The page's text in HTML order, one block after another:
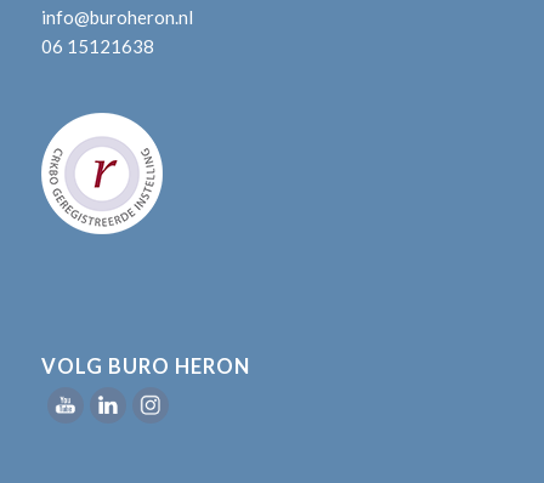
info@buroheron.nl
06 15121638
VOLG BURO HERON